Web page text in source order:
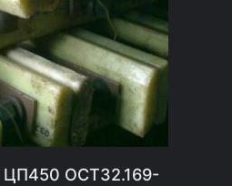
ЦП450 ОСТ32.169-